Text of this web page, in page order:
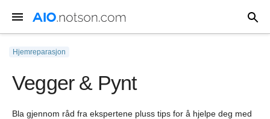
Hjemreparasjon
Vegger & Pynt
Bla gjennom råd fra ekspertene pluss tips for å hjelpe deg med